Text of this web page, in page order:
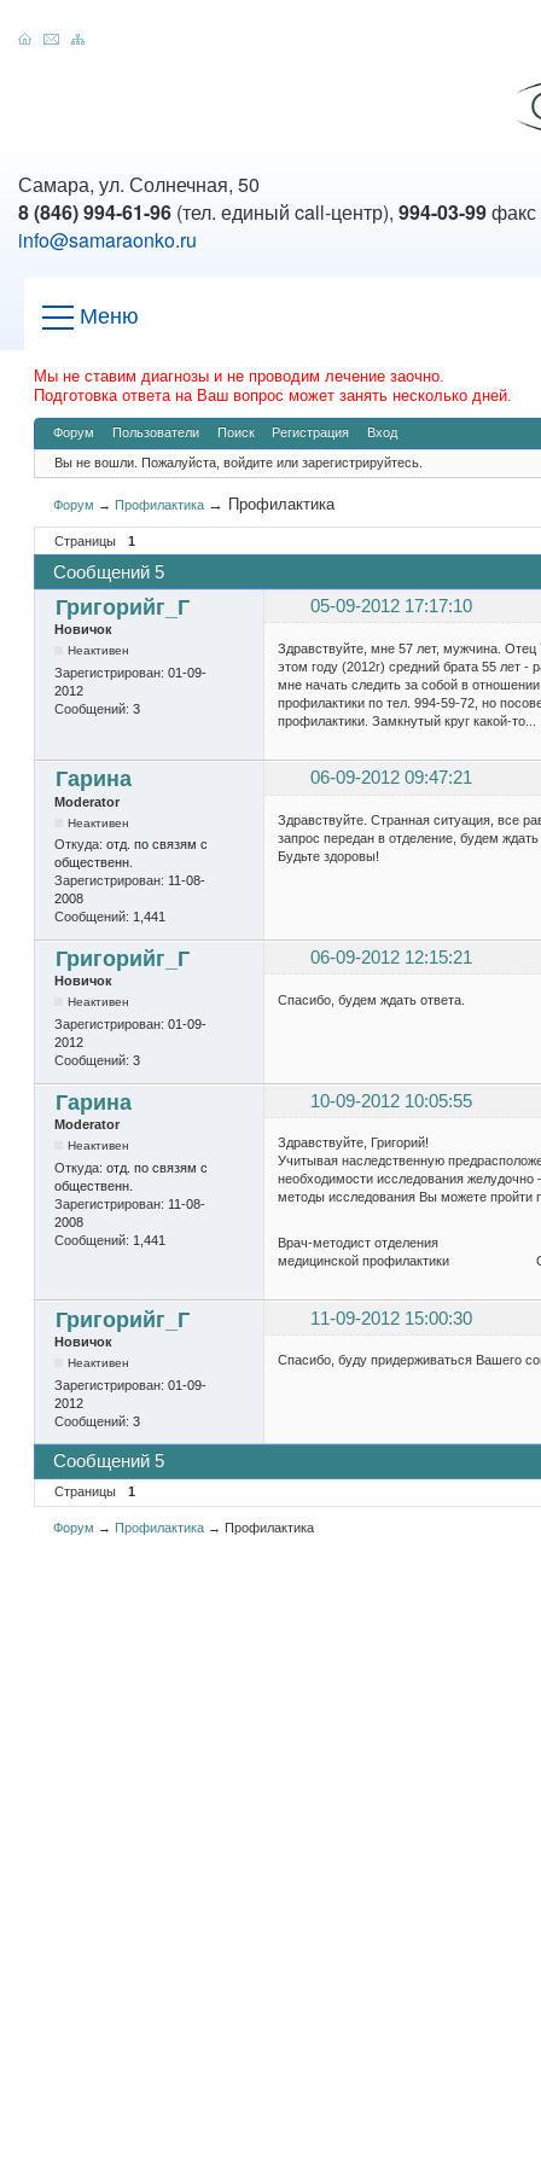
Самара, ул. Солнечная, 50
8 (846) 994-61-96 (тел. единый call-центр), 994-03-99факс
info@samaraonko.ru
Меню
Мы не ставим диагнозы и не проводим лечение заочно.
Подготовка ответа на Ваш вопрос может занять несколько дней.
Форум Пользователи Поиск Регистрация Вход
Вы не вошли. Пожалуйста, войдите или зарегистрируйтесь.
Форум → Профилактика → Профилактика
Страницы 1
Сообщений 5
Григорийг_Г 05-09-2012 17:17:10
Новичок
Неактивен
Зарегистрирован: 01-09-
2012
Сообщений: 3
Здравствуйте, мне 57 лет, мужчина. Отец
этом году (2012г) средний брата 55 лет -
мне начать следить за собой в
профилактики по тел. 994-59-72, но
профилактики. Замкнутый круг какой-то...
Гарина 06-09-2012 09:47:21
Moderator
Неактивен
Откуда: отд. по связям с
общественн.
Зарегистрирован: 11-08-
2008
Сообщений: 1,441
Здравствуйте. Странная ситуация, все
запрос передан в отделение, будем
Будьте здоровы!
Григорийг_Г 06-09-2012 12:15:21
Новичок
Неактивен
Зарегистрирован: 01-09-
2012
Сообщений: 3
Спасибо, будем ждать ответа.
Гарина 10-09-2012 10:05:55
Moderator
Неактивен
Откуда: отд. по связям с
общественн.
Зарегистрирован: 11-08-
2008
Сообщений: 1,441
Здравствуйте, Григорий!
Учитывая наследственную
необходимости исследования
методы исследования Вы можете пройти
Врач-методист отделения
медицинской профилактики
Григорийг_Г 11-09-2012 15:00:30
Новичок
Неактивен
Зарегистрирован: 01-09-
2012
Сообщений: 3
Спасибо, буду придерживаться Вашего
Сообщений 5
Страницы 1
Форум → Профилактика → Профилактика